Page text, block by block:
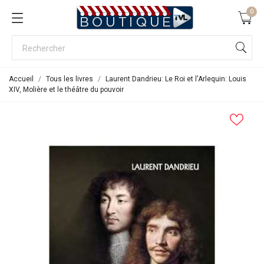
0
Accueil Tous les livres
Laurent Dandrieu: Le Roi et l'Arlequin: Louis
XIV, Molière et le théâtre du pouvoir